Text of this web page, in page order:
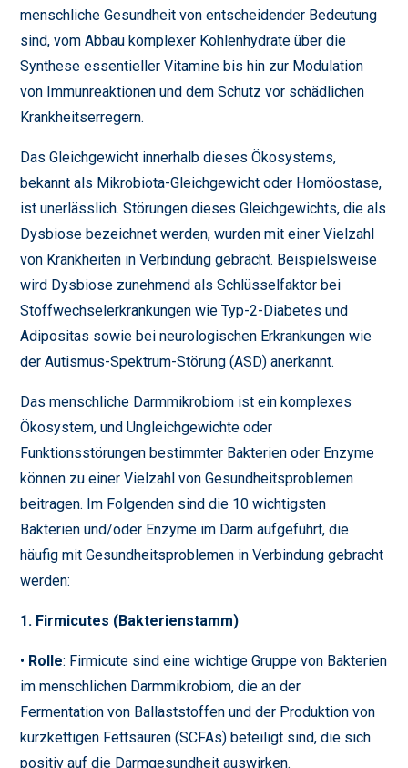
menschliche Gesundheit von entscheidender Bedeutung
sind, vom Abbau komplexer Kohlenhydrate über die
Synthese essentieller Vitamine bis hin zur Modulation
von Immunreaktionen und dem Schutz vor schädlichen
Krankheitserregern.
Das Gleichgewicht innerhalb dieses Ökosystems,
bekannt als Mikrobiota-Gleichgewicht oder Homöostase,
ist unerlässlich. Störungen dieses Gleichgewichts, die als
Dysbiose bezeichnet werden, wurden mit einer Vielzahl
von Krankheiten in Verbindung gebracht. Beispielsweise
wird Dysbiose zunehmend als Schlüsselfaktor bei
Stoffwechselerkrankungen wie Typ-2-Diabetes und
Adipositas sowie bei neurologischen Erkrankungen wie
der Autismus-Spektrum-Störung (ASD) anerkannt.
Das menschliche Darmmikrobiom ist ein komplexes
Ökosystem, und Ungleichgewichte oder
Funktionsstörungen bestimmter Bakterien oder Enzyme
können zu einer Vielzahl von Gesundheitsproblemen
beitragen. Im Folgenden sind die 10 wichtigsten
Bakterien und/oder Enzyme im Darm aufgeführt, die
häufig mit Gesundheitsproblemen in Verbindung gebracht
werden:
1. Firmicutes (Bakterienstamm)
• Rolle: Firmicute sind eine wichtige Gruppe von Bakterien
im menschlichen Darmmikrobiom, die an der
Fermentation von Ballaststoffen und der Produktion von
kurzkettigen Fettsäuren (SCFAs) beteiligt sind, die sich
positiv auf die Darmgesundheit auswirken.